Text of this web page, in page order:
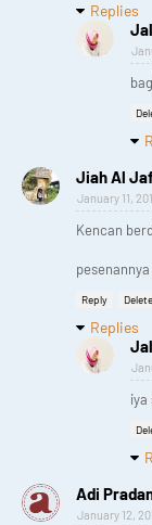
Replies
Jiah Al
January 11,
Kencan
Reply Delete
Replies
iya
Adi
January 12,